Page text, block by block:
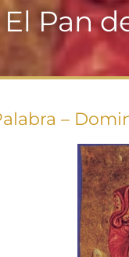
El Pan
–